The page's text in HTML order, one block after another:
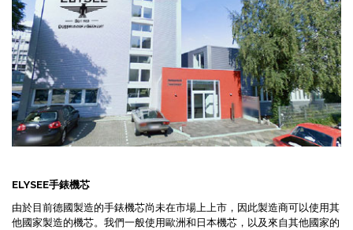
ELYSEE手錶機芯
由於目前德國製造的手錶機芯尚未在市場上上市，因此製造商可以使用其
他國家製造的機芯。我們一般使用歐洲和日本機芯，以及來自其他國家的